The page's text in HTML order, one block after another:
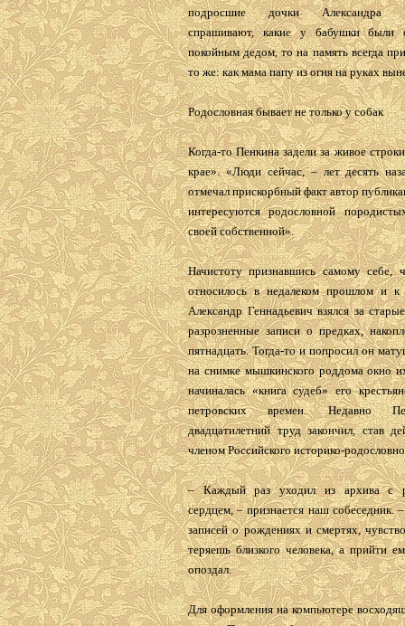
подросшие дочки Александра
спрашивают, какие у бабушки были
покойным дедом, то на память всегда
то же: как мама папу из огня на руках
Родословная бывает не только у собак
Когда-то Пенкина задели за живое
крае». «Люди сейчас, – лет десять
отмечал прискорбный факт автор
интересуются родословной
своей собственной».
Начистоту признавшись самому себе,
относилось в недалеком прошлом и к
Александр Геннадьевич взялся за
разрозненные записи о предках,
пятнадцать. Тогда-то и попросил он
на снимке мышкинского роддома окно
начиналась «книга судеб» его
петровских времен. Недавно
двадцатилетний труд закончил, став
членом Российского историко-
– Каждый раз уходил из архива с
сердцем, – признается наш собеседник.
записей о рождениях и смертях,
теряешь близкого человека, а прийти
опоздал.
Для оформления на компьютере